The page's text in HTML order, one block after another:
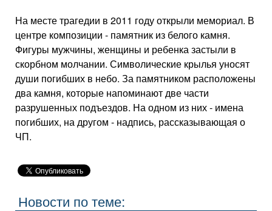
На месте трагедии в 2011 году открыли мемориал. В
центре композиции - памятник из белого камня.
Фигуры мужчины, женщины и ребенка застыли в
скорбном молчании. Символические крылья уносят
души погибших в небо. За памятником расположены
два камня, которые напоминают две части
разрушенных подъездов. На одном из них - имена
погибших, на другом - надпись, рассказывающая о
ЧП.
Новости по теме: